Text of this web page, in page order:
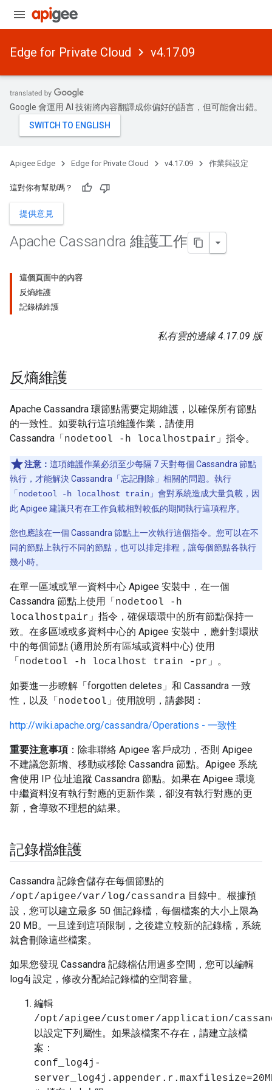
Edge for Private Cloud v4.17.09
Google 會運用 AI 技術將內容翻譯成你偏好的語言，但可能會出錯。
Apigee Edge Edge for Private Cloud v4.17.09 作業與設定
這對你有幫助嗎？
提供意見
Apache Cassandra 維護工作
這個頁面中的內容
反熵維護
記錄檔維護
私有雲的邊緣 4.17.09 版
反熵維護
Apache Cassandra 環節點需要定期維護，以確保所有節點
的一致性。如要執行這項維護作業，請使用
Cassandra「nodetool -h localhostpair 」指令。
注意： 這項維護作業必須至少每隔 7 天對每個 Cassandra 節點
執行，才能解決 Cassandra「忘記刪除」相關的問題。執行
「 nodetool -h localhost train 」會對系統造成大量負載，因
此 Apigee 建議只有在工作負載相對較低的期間執行這項程序。
您也應該在一個 Cassandra 節點上一次執行這個指令。您可以在不
同的節點上執行不同的節點，也可以排定排程，讓每個節點各執行
幾小時。
在單一區域或單一資料中心 Apigee 安裝中，在一個
Cassandra 節點上使用「nodetool -h
localhostpair 」指令，確保環環中的所有節點保持一
致。在多區域或多資料中心的 Apigee 安裝中，應針對環狀
中的每個節點 (適用於所有區域或資料中心) 使用
「nodetool -h localhost train -pr 」。
如要進一步瞭解「forgotten deletes」和 Cassandra 一致
性，以及「nodetool 」使用說明，請參閱：
http://wiki.apache.org/cassandra/Operations - 一致性
重要注意事項 ：除非聯絡 Apigee 客戶成功，否則 Apigee
不建議您新增、移動或移除 Cassandra 節點。Apigee 系統
會使用 IP 位址追蹤 Cassandra 節點。如果在 Apigee 環境
中繼資料沒有執行對應的更新作業，卻沒有執行對應的更
新，會導致不理想的結果。
記錄檔維護
Cassandra 記錄會儲存在每個節點的
/opt/apigee/var/log/cassandra 目錄中。根據預
設，您可以建立最多 50 個記錄檔，每個檔案的大小上限為
20 MB。一旦達到這項限制，之後建立較新的記錄檔，系統
就會刪除這些檔案。
如果您發現 Cassandra 記錄檔佔用過多空間，您可以編輯
log4j 設定，修改分配給記錄檔的空間容量。
編輯
/opt/apigee/customer/application/
以設定下列屬性。如果該檔案不存在，請建立該檔
案：
conf_log4j-